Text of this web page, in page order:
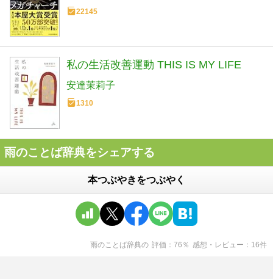
22145
私の生活改善運動 THIS IS MY LIFE
安達茉莉子
1310
雨のことば辞典をシェアする
本つぶやきをつぶやく
雨のことば辞典の 評価 76 ％ 感想・レビュー 16件